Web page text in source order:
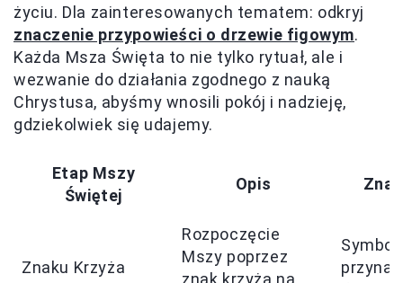
życiu. Dla zainteresowanych tematem: odkryj
znaczenie przypowieści o drzewie figowym.
Każda Msza Święta to nie tylko rytuał, ale i
wezwanie do działania zgodnego z nauką
Chrystusa, abyśmy wnosili pokój i nadzieję,
gdziekolwiek się udajemy.
Etap Mszy
Świętej
Opis
Znaku Krzyża
Rozpoczęcie
Mszy poprzez
znak krzyża na